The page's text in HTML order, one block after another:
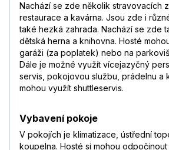
Nachází se zde několik stravovacích
restaurace a kavárna. Jsou zde i
také hezká zahrada. Nachází se zde
dětská herna a knihovna. Hosté
garáži (za poplatek) nebo na
Dále je možné využít vícejazyčný
servis, pokojovou službu, prádelnu a
mohou využít shuttleservis.
Vybavení pokoje
V pokojích je klimatizace, ústřední
koupelna. Hosté si mohou odpočinout